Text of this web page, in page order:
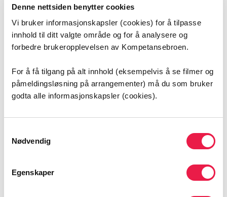
Denne nettsiden benytter cookies
Vi bruker informasjonskapsler (cookies) for å tilpasse
innhold til ditt valgte område og for å analysere og
forbedre brukeropplevelsen av Kompetansebroen.
For å få tilgang på alt innhold (eksempelvis å se filmer og
påmeldingsløsning på arrangementer) må du som bruker
godta alle informasjonskapsler (cookies).
Nødvendig
Egenskaper
Den nye fagprosedyren fra Aldring og helse kan
sikre kvaliteten på behandling og oppfølging av
diabetes i de kommunale helse- og
omsorgstjenestene.